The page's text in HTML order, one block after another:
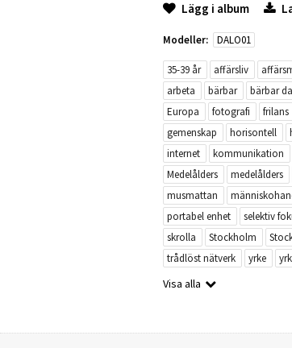
Lägg i album
Modeller: DALO01
35-39 år affärsliv
arbeta
bärbar bärbar
Europa
fotografi frilans
gemenskap
horisontell
internet
kommunikation
Medelålders
medelålders
musmattan
portabel enhet
selektiv
skrolla
Stockholm
trådlöst nätverk
yrke
Visa alla